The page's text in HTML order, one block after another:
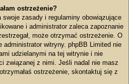
ostrzeżenie?
zasady i regulaminy obowiązujące
i administrator zaleca zapoznanie
może otrzymać ostrzeżenie. O
administrator witryny. phpBB Limited nie
udzielanymi na tej witrynie i nie
związanej z nimi. Jeśli nadal nie masz
ostrzeżenie, skontaktuj się z